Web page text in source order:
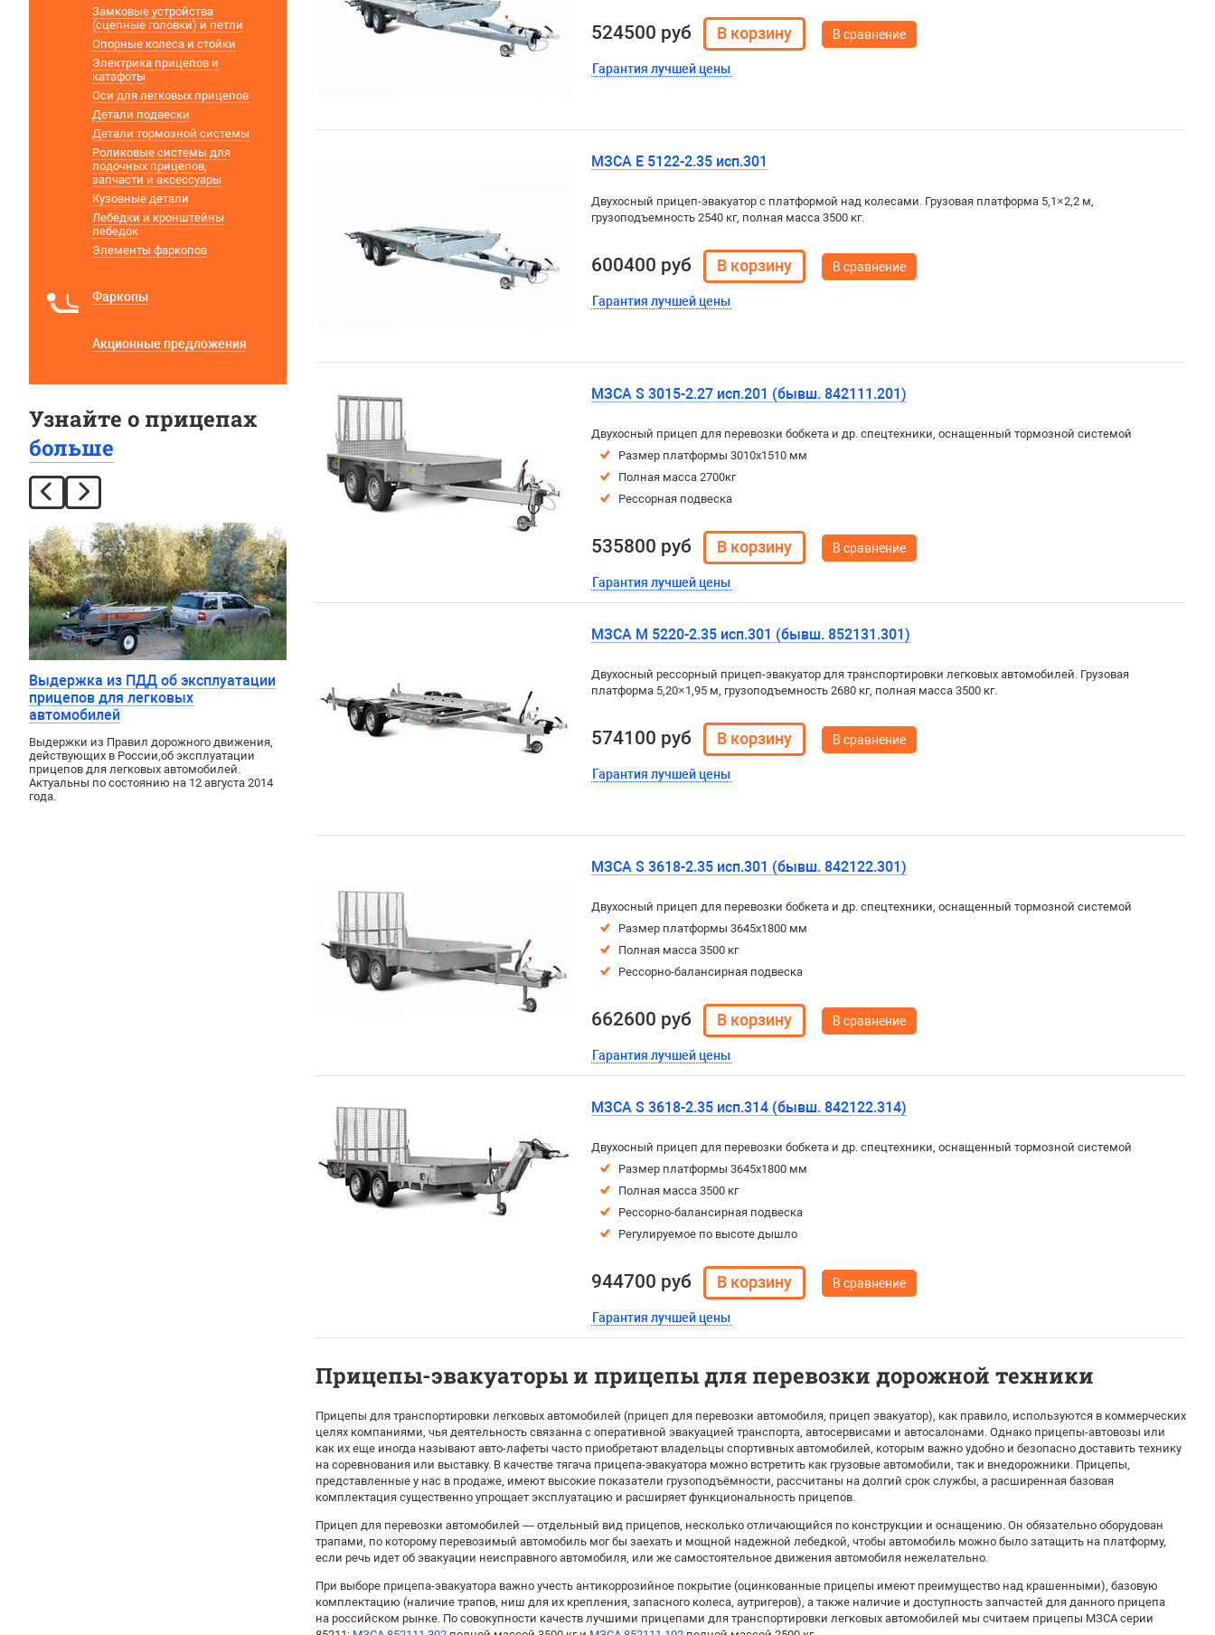
524500 руб
Гарантия лучшей цены
В сравнение
МЗСА E 5122-2.35 исп.301
Двухосный прицеп-эвакуатор с платформой над колесами. Грузовая платформа 5,1×2,2 м,
грузоподъемность 2540 кг, полная масса 3500 кг.
600400 руб
Гарантия лучшей цены
В сравнение
МЗСА S 3015-2.27 исп.201 (бывш. 842111.201)
Двухосный прицеп для перевозки бобкета и др. спецтехники, оснащенный тормозной системой
Размер платформы 3010х1510 мм
Полная масса 2700кг
Рессорная подвеска
535800 руб
Гарантия лучшей цены
В сравнение
МЗСА М 5220-2.35 исп.301 (бывш. 852131.301)
Двухосный рессорный прицеп-эвакуатор для транспортировки легковых автомобилей. Грузовая
платформа 5,20×1,95 м, грузоподъемность 2680 кг, полная масса 3500 кг.
574100 руб
Гарантия лучшей цены
В сравнение
МЗСА S 3618-2.35 исп.301 (бывш. 842122.301)
Двухосный прицеп для перевозки бобкета и др. спецтехники, оснащенный тормозной системой
Размер платформы 3645х1800 мм
Полная масса 3500 кг
Рессорно-балансирная подвеска
662600 руб
Гарантия лучшей цены
В сравнение
МЗСА S 3618-2.35 исп.314 (бывш. 842122.314)
Двухосный прицеп для перевозки бобкета и др. спецтехники, оснащенный тормозной системой
Размер платформы 3645х1800 мм
Полная масса 3500 кг
Рессорно-балансирная подвеска
Регулируемое по высоте дышло
944700 руб
Гарантия лучшей цены
В сравнение
Прицепы-эвакуаторы и прицепы для перевозки дорожной техники
Прицепы для транспортировки легковых автомобилей (прицеп для перевозки автомобиля, прицеп эвакуатор), как правило, используются в коммерческих
целях компаниями, чья деятельность связанна с оперативной эвакуацией транспорта, автосервисами и автосалонами. Однако прицепы-автовозы или
как их еще иногда называют авто-лафеты часто приобретают владельцы спортивных автомобилей, которым важно удобно и безопасно доставить технику
на соревнования или выставку. В качестве тягача прицепа-эвакуатора можно встретить как грузовые автомобили, так и внедорожники. Прицепы,
представленные у нас в продаже, имеют высокие показатели грузоподъёмности, рассчитаны на долгий срок службы, а расширенная базовая
комплектация существенно упрощает эксплуатацию и расширяет функциональность прицепов.
Прицеп для перевозки автомобилей — отдельный вид прицепов, несколько отличающийся по конструкции и оснащению. Он обязательно оборудован
трапами, по которому перевозимый автомобиль мог бы заехать и мощной надежной лебедкой, чтобы автомобиль можно было затащить на платформу,
если речь идет об эвакуации неисправного автомобиля, или же самостоятельное движения автомобиля нежелательно.
При выборе прицепа-эвакуатора важно учесть антикоррозийное покрытие (оцинкованные прицепы имеют преимущество над крашенными), базовую
комплектацию (наличие трапов, ниш для их крепления, запасного колеса, аутригеров), а также наличие и доступность запчастей для данного прицепа
на российском рынке. По совокупности качеств лучшими прицепами для транспортировки легковых автомобилей мы считаем прицепы МЗСА серии
Замковые устройства
(сцепные головки) и петли
Опорные колеса и стойки
Электрика прицепов и
катафоты
Оси для легковых прицепов
Детали подвески
Детали тормозной системы
Роликовые системы для
лодочных прицепов,
запчасти и аксессуары
Кузовные детали
Лебёдки и кронштейны
лебедок
Элементы фаркопов
Фаркопы
Акционные предложения
Узнайте о прицепах
больше
Выдержка из ПДД об эксплуатации
прицепов для легковых
автомобилей
Выдержки из Правил дорожного движения,
действующих в России,об эксплуатации
прицепов для легковых автомобилей.
Актуальны по состоянию на 12 августа 2014
года.